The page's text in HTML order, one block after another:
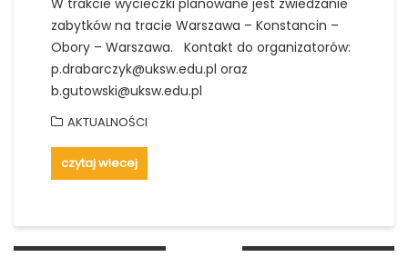
zabytków na tracie Warszawa – Konstancin –
Obory – Warszawa. Kontakt do organizatorów:
p.drabarczyk@uksw.edu.pl oraz
b.gutowski@uksw.edu.pl
AKTUALNOŚCI
czytaj wiecej
Nawigacja